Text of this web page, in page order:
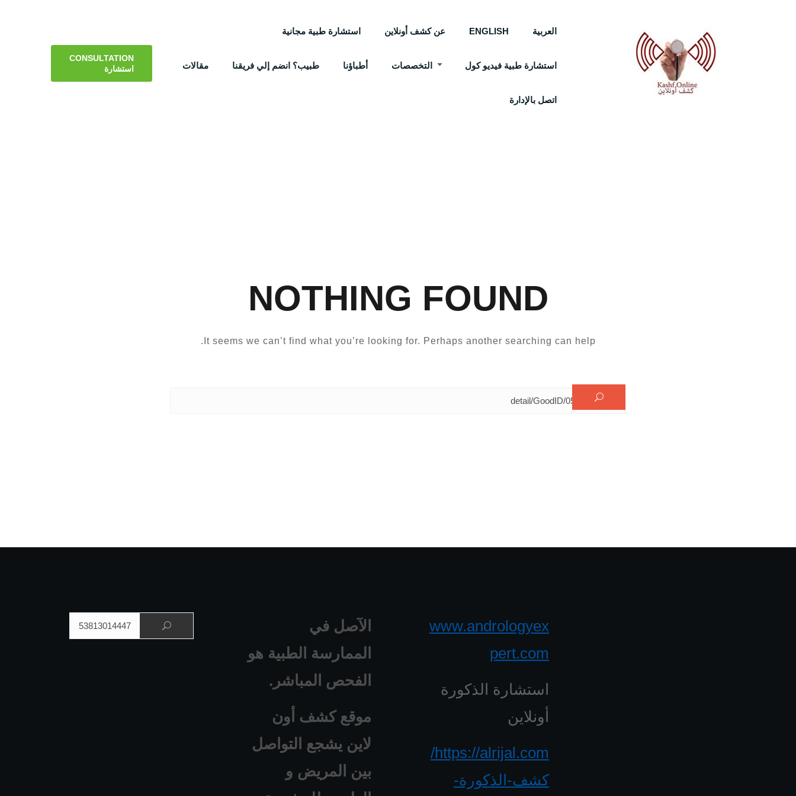
العربية ENGLISH عن كشف أونلاين استشارة طبية مجانية
استشارة طبية فيديو كول التخصصات أطباؤنا طبيب؟ انضم إلي فريقنا مقالات
اتصل بالإدارة
CONSULTATION
استشارة
NOTHING FOUND
It seems we can’t find what you’re looking for. Perhaps another searching can help.
الآصل في
الممارسة الطبية هو
الفحص المباشر.
موقع كشف أون
لاين يشجع التواصل
بين المريض و
www.andrologyex
pert.com
استشارة الذكورة
أونلاين
https://alrijal.com/
كشف-الذكورة-